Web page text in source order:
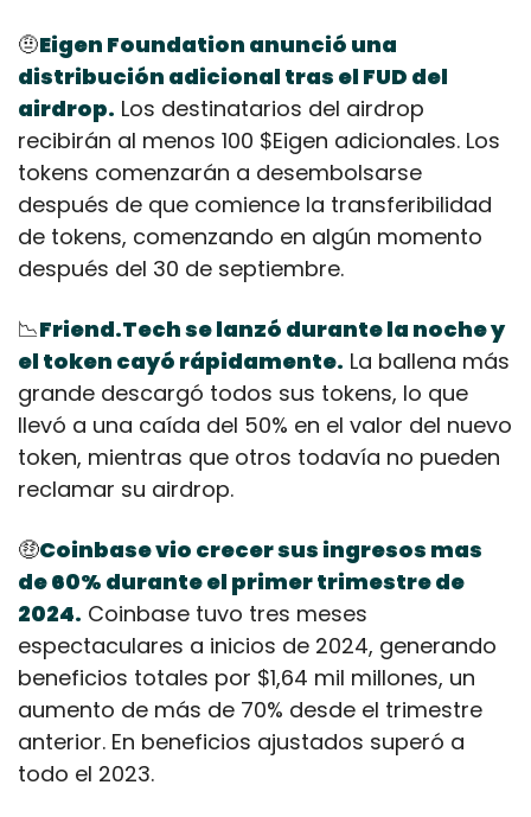
🤨Eigen Foundation anunció una
distribución adicional tras el FUD del
airdrop. Los destinatarios del airdrop
recibirán al menos 100 $Eigen adicionales. Los
tokens comenzarán a desembolsarse
después de que comience la transferibilidad
de tokens, comenzando en algún momento
después del 30 de septiembre.
📉Friend.Tech se lanzó durante la noche y
el token cayó rápidamente. La ballena más
grande descargó todos sus tokens, lo que
llevó a una caída del 50% en el valor del nuevo
token, mientras que otros todavía no pueden
reclamar su airdrop.
🤑Coinbase vio crecer sus ingresos mas
de 60% durante el primer trimestre de
2024. Coinbase tuvo tres meses
espectaculares a inicios de 2024, generando
beneficios totales por $1,64 mil millones, un
aumento de más de 70% desde el trimestre
anterior. En beneficios ajustados superó a
todo el 2023.